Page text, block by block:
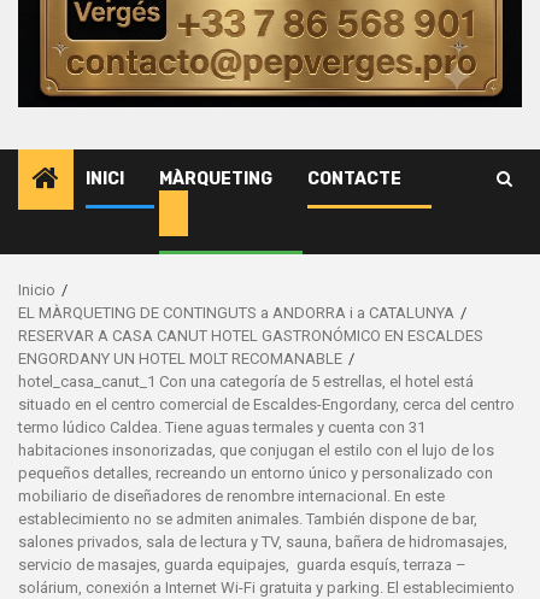
i
de
serveis.
INICI MÀRQUETING CONTACTE
Inicio
EL MÀRQUETING DE CONTINGUTS a ANDORRA i a CATALUNYA
RESERVAR A CASA CANUT HOTEL GASTRONÓMICO EN ESCALDES
ENGORDANY UN HOTEL MOLT RECOMANABLE
hotel_casa_canut_1 Con una categoría de 5 estrellas, el hotel está
situado en el centro comercial de Escaldes-Engordany, cerca del centro
termo lúdico Caldea. Tiene aguas termales y cuenta con 31
habitaciones insonorizadas, que conjugan el estilo con el lujo de los
pequeños detalles, recreando un entorno único y personalizado con
mobiliario de diseñadores de renombre internacional. En este
establecimiento no se admiten animales. También dispone de bar,
salones privados, sala de lectura y TV, sauna, bañera de hidromasajes,
servicio de masajes, guarda equipajes, guarda esquís, terraza –
solárium, conexión a Internet Wi-Fi gratuita y parking. El establecimiento